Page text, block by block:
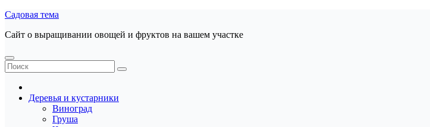
Перейти
содержанию
Садовая тема
Сайт о выращивании овощей и фруктов на вашем участке
Деревья и кустарники
Виноград
Груша